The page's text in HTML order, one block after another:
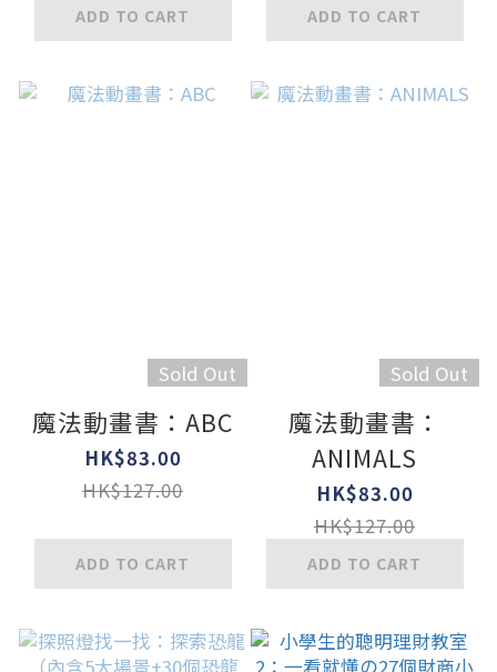
ADD TO CART ADD TO CART
Sold Out
魔法動畫書：ABC
HK$83.00
HK$127.00
ADD TO CART
Sold Out
魔法動畫書：
ANIMALS
HK$83.00
HK$127.00
ADD TO CART